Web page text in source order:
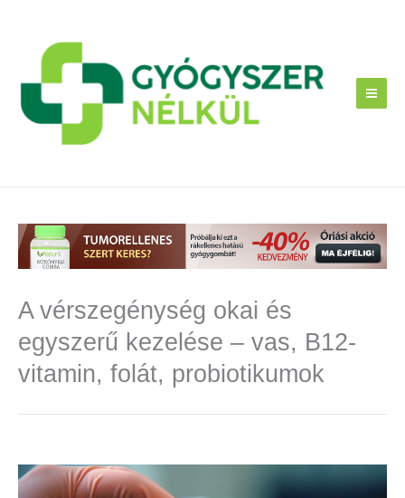
A vérszegénység okai és
egyszerű kezelése – vas, B12-
vitamin, folát, probiotikumok